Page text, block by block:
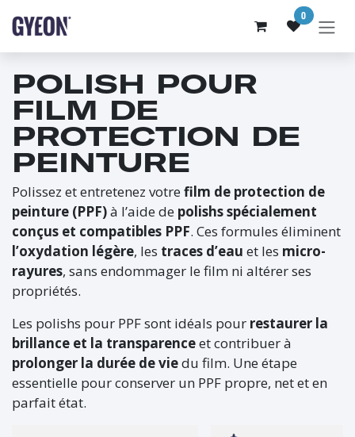
0
POLISH POUR
FILM DE
PROTECTION DE
PEINTURE
Polissez et entretenez votre film de protection de
peinture (PPF)à l’aide de polishs spécialement
conçus et compatibles PPF. Ces formules éliminent
l’oxydation légère, les traces d’eau et les micro-
rayures, sans endommager le film ni altérer ses
propriétés.
Les polishs pour PPF sont idéals pour restaurer la
brillance et la transparenceet contribuer à
prolonger la durée de viedu film. Une étape
essentielle pour conserver un PPF propre, net et en
parfait état.